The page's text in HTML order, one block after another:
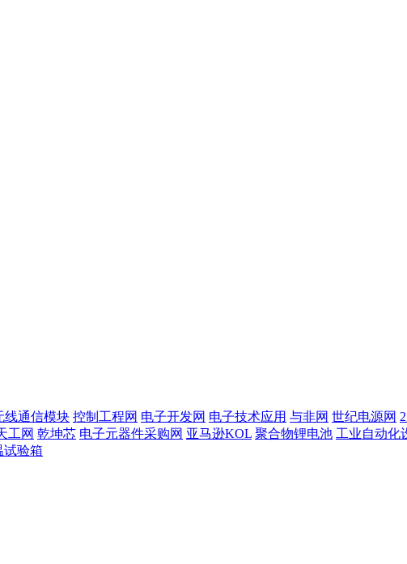
线通信模块 控制工程网 电子开发网 电子技术应用 与非网 世纪电源网
工网 乾坤芯 电子元器件采购网 亚马逊KOL 聚合物锂电池 工业自动化
试验箱